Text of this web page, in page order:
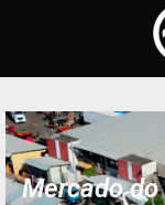
Mercado